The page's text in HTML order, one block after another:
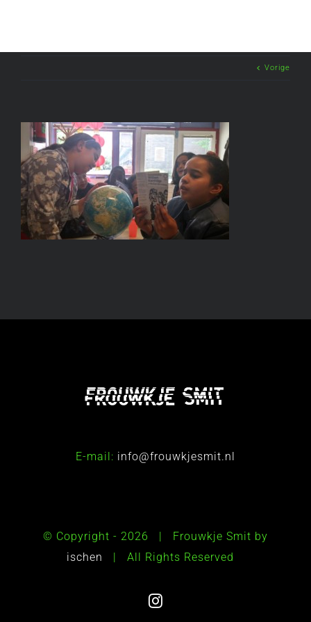
Vorige
E-mail: info@frouwkjesmit.nl
© Copyright - 2026 | Frouwkje Smit by
ischen
| All Rights Reserved
Instagram